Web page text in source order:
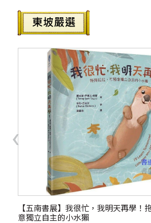
【五南書展】我很忙，我明天再學！
意獨立自主的小水獺
‹